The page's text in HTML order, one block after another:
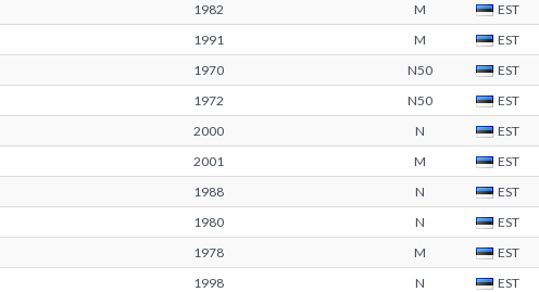
1982 M EST
1991 M EST
1970 N50 EST
1972 N50 EST
2000 N EST
2001 M EST
1988 N EST
1980 N
EST
1978 M EST
1998 N EST